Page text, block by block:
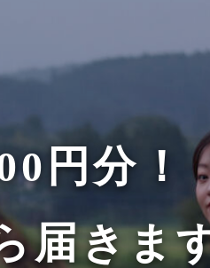
円分！
届きま